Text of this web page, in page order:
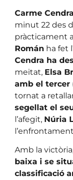
Carme
minut 22 des
pràcticament
Román ha fet
Cendra ha
meitat, Elsa
amb el tercer
tornat a
segellat el
l’afegit, Núria
Amb la
baixa i se
classificació